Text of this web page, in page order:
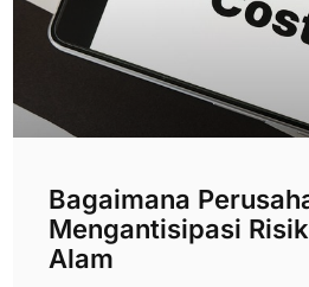
Bagaimana
Mengantisipasi
Alam